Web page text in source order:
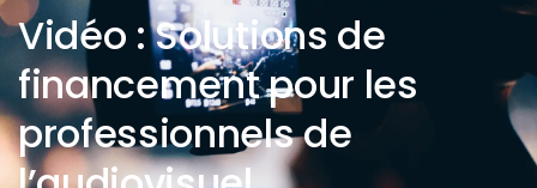
Vidéo : Solutions de
financement pour les
professionnels de